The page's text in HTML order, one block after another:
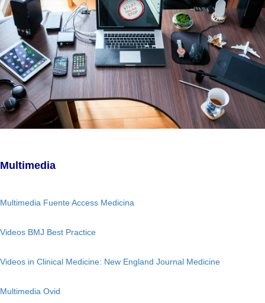
Multimedia
Multimedia Fuente Access Medicina
Videos BMJ Best Practice
Videos in Clinical Medicine: New England Journal Medicine
Multimedia Ovid